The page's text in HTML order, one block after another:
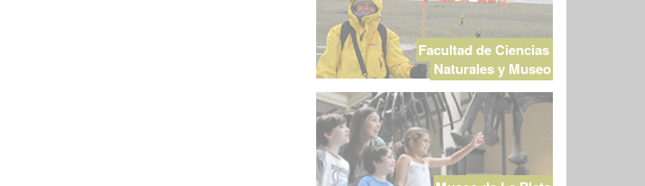
Facultad de Ciencias
Naturales y Museo